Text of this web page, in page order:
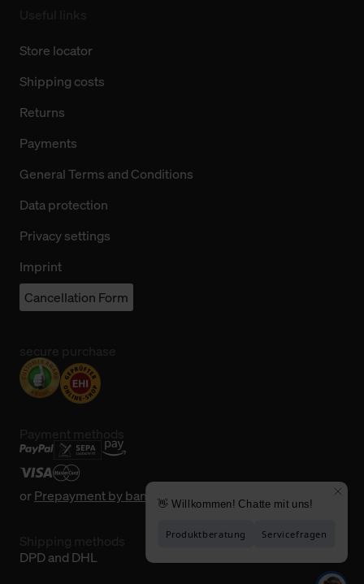
Store locator
Shipping costs
Returns
Payments
General Terms and Conditions
Data protection
Privacy settings
Imprint
Cancellation Form
orPrepayment by bank transfer
DPD and DHL